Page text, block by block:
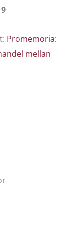
Promemoria:
mellan